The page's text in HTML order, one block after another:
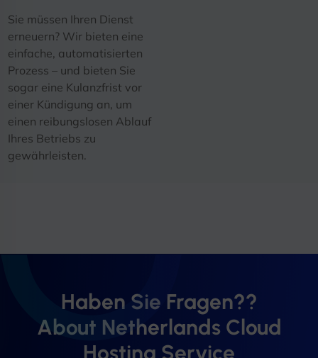
Sie müssen Ihren Dienst
erneuern? Wir bieten eine
einfache, automatisierten
Prozess – und bieten Sie
sogar eine Kulanzfrist vor
einer Kündigung an, um
einen reibungslosen Ablauf
Ihres Betriebs zu
gewährleisten.
Haben Sie Fragen??
About Netherlands Cloud
Hosting Service